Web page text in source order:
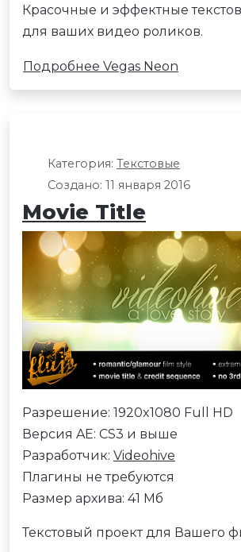
Красочные и эффектные
для ваших видео роликов.
Подробнее Vegas Neon
Категория: Текстовые
Создано: 11 января 2016
Movie Title
Разрешение: 1920x1080 Full HD
Версия AE: CS3 и выше
Разработчик: Videohive
Плагины не требуются
Размер архива: 41 Мб
Текстовый проект для Вашего